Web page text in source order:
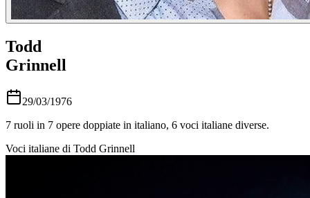
Todd
Grinnell
29/03/1976
7 ruoli in 7 opere doppiate in italiano, 6 voci italiane diverse.
Voci italiane di Todd Grinnell